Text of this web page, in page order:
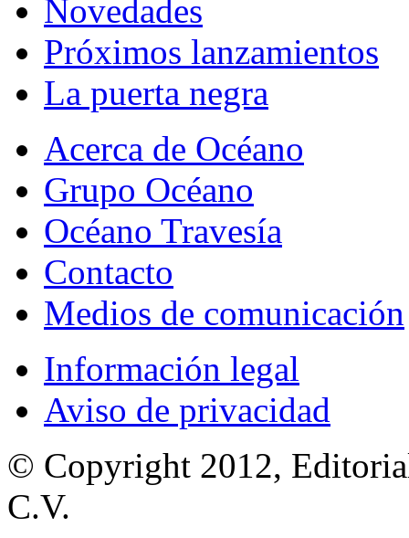
Novedades
Próximos lanzamientos
La puerta negra
Acerca de Océano
Grupo Océano
Océano Travesía
Contacto
Medios de comunicación
Información legal
Aviso de privacidad
© Copyright 2012,
C.V.